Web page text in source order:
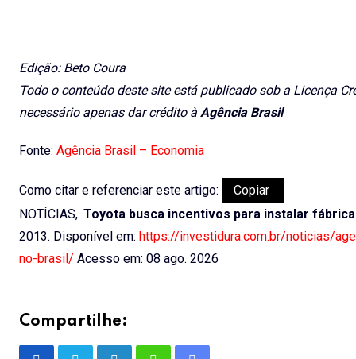
Edição: Beto Coura
Todo o conteúdo deste site está publicado sob a Licença
necessário apenas dar crédito à Agência Brasil
Fonte: Agência Brasil – Economia
Como citar e referenciar este artigo:
Copiar
NOTÍCIAS,. Toyota busca incentivos para instalar
2013. Disponível em: https://investidura.com.br/noticias/
no-brasil/ Acesso em: 08 ago. 2026
Compartilhe: